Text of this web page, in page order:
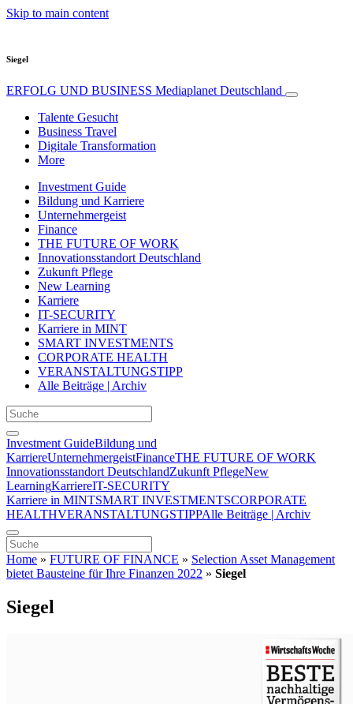
Skip to main content
Siegel
ERFOLG UND BUSINESS Mediaplanet Deutschland
Talente Gesucht
Business Travel
Digitale Transformation
More
Investment Guide
Bildung und Karriere
Unternehmergeist
Finance
THE FUTURE OF WORK
Innovationsstandort Deutschland
Zukunft Pflege
New Learning
Karriere
IT-SECURITY
Karriere in MINT
SMART INVESTMENTS
CORPORATE HEALTH
VERANSTALTUNGSTIPP
Alle Beiträge | Archiv
Investment GuideBildung und
KarriereUnternehmergeistFinanceTHE FUTURE OF WORK
Innovationsstandort DeutschlandZukunft PflegeNew
LearningKarriereIT-SECURITY
Karriere in MINTSMART INVESTMENTSCORPORATE
HEALTHVERANSTALTUNGSTIPPAlle Beiträge | Archiv
Home » FUTURE OF FINANCE » Selection Asset Management
bietet Bausteine für Ihre Finanzen 2022 » Siegel
Siegel